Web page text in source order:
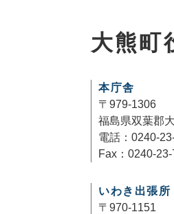
大熊町
本庁舎
〒979-1306
福島県双葉郡
電話：0240-
Fax：0240-
いわき出張所
〒970-1151